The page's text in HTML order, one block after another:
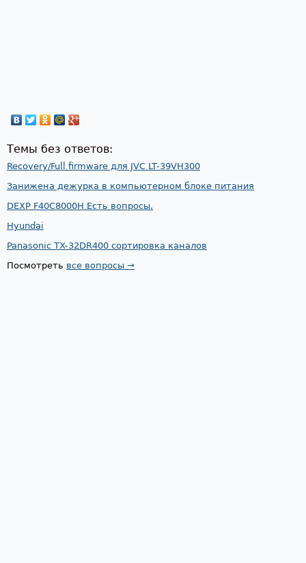
Темы без ответов:
Recovery/Full firmware для JVC LT-39VH300
Занижена дежурка в компьютерном блоке питания
DEXP F40C8000H Есть вопросы.
Hyundai
Panasonic TX-32DR400 сортировка каналов
Посмотреть все вопросы →